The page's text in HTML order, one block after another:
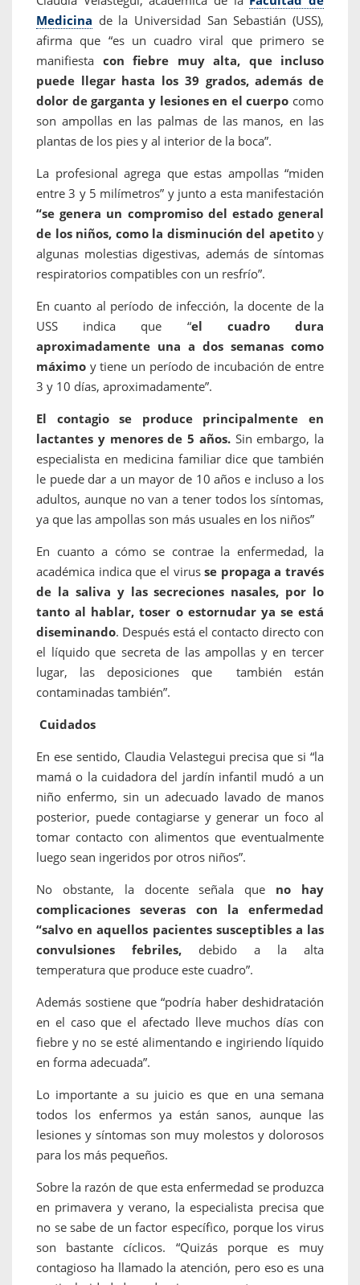
Medicina de la Universidad San Sebastián (USS),
afirma que “es un cuadro viral que primero se
manifiesta con fiebre muy alta, que incluso
puede llegar hasta los 39 grados, además de
dolor de garganta y lesiones en el cuerpo como
son ampollas en las palmas de las manos, en las
plantas de los pies y al interior de la boca”.
La profesional agrega que estas ampollas “miden
entre 3 y 5 milímetros” y junto a esta manifestación
“se genera un compromiso del estado general
de los niños, como la disminución del apetitoy
algunas molestias digestivas, además de síntomas
respiratorios compatibles con un resfrío”.
En cuanto al período de infección, la docente de la
USS indica que “el cuadro dura
aproximadamente una a dos semanas como
máximo y tiene un período de incubación de entre
3 y 10 días, aproximadamente”.
El contagio se produce principalmente en
lactantes y menores de 5 años.Sin embargo, la
especialista en medicina familiar dice que también
le puede dar a un mayor de 10 años e incluso a los
adultos, aunque no van a tener todos los síntomas,
ya que las ampollas son más usuales en los niños”
En cuanto a cómo se contrae la enfermedad, la
académica indica que el virusse propaga a través
de la saliva y las secreciones nasales, por lo
tanto al hablar, toser o estornudar ya se está
diseminando. Después está el contacto directo con
el líquido que secreta de las ampollas y en tercer
lugar, las deposiciones que también están
contaminadas también”.
Cuidados
En ese sentido, Claudia Velastegui precisa que si “la
mamá o la cuidadora del jardín infantil mudó a un
niño enfermo, sin un adecuado lavado de manos
posterior, puede contagiarse y generar un foco al
tomar contacto con alimentos que eventualmente
luego sean ingeridos por otros niños”.
No obstante, la docente señala que no hay
complicaciones severas con la enfermedad
“salvo en aquellos pacientes susceptibles a las
convulsiones febriles, debido a la alta
temperatura que produce este cuadro”.
Además sostiene que “podría haber deshidratación
en el caso que el afectado lleve muchos días con
fiebre y no se esté alimentando e ingiriendo líquido
en forma adecuada”.
Lo importante a su juicio es que en una semana
todos los enfermos ya están sanos, aunque las
lesiones y síntomas son muy molestos y dolorosos
para los más pequeños.
Sobre la razón de que esta enfermedad se produzca
en primavera y verano, la especialista precisa que
no se sabe de un factor específico, porque los virus
son bastante cíclicos. “Quizás porque es muy
contagioso ha llamado la atención, pero eso es una